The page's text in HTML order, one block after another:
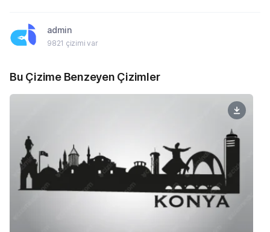
admin
9821 çizimi var
Bu Çizime Benzeyen Çizimler